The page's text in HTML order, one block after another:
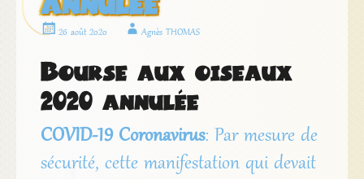
26 août 2020 Agnès THOMAS
Bourse aux oiseaux
2020 annulée
COVID-19 Coronavirus: Par mesure de
sécurité, cette manifestation qui devait